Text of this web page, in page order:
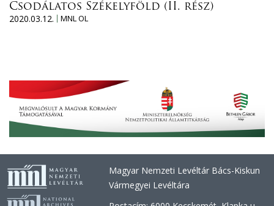
Csodálatos Székelyföld (II. rész)
2020.03.12.
MNL OL
Magyar Nemzeti Levéltár Bács-Kiskun
Vármegyei Levéltára